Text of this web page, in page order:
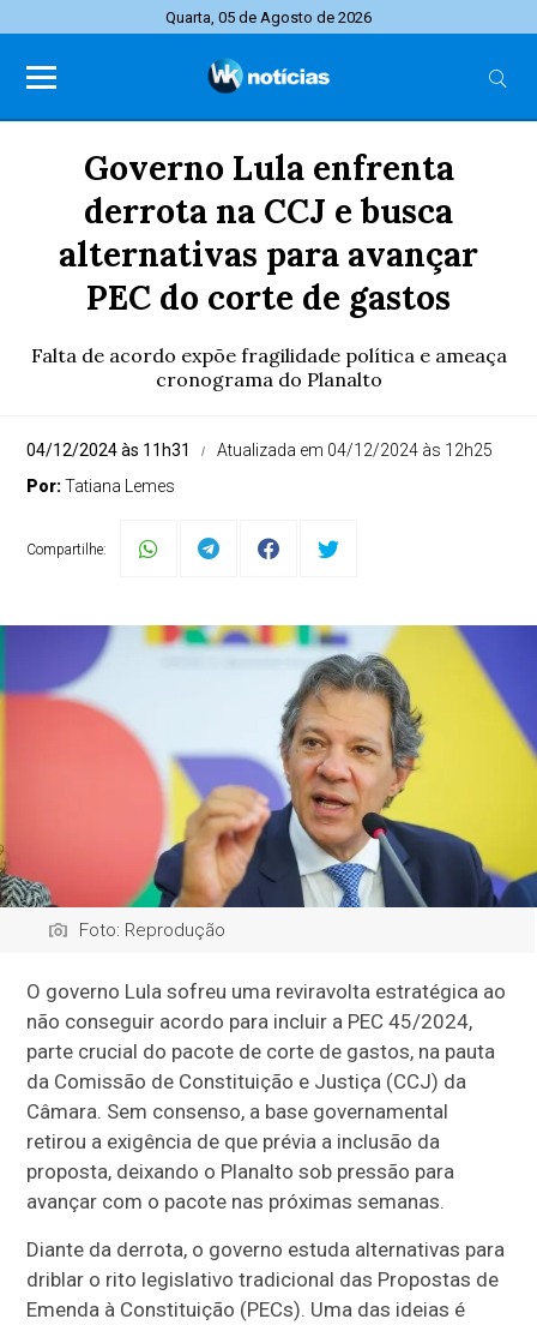
Quarta, 05 de Agosto de 2026
Governo Lula enfrenta
derrota na CCJ e busca
alternativas para avançar
PEC do corte de gastos
Falta de acordo expõe fragilidade política e ameaça
cronograma do Planalto
04/12/2024 às 11h31
Atualizada em 04/12/2024 às 12h25
Por:Tatiana Lemes
Compartilhe:
Foto: Reprodução
O governo Lula sofreu uma reviravolta estratégica ao
não conseguir acordo para incluir a PEC 45/2024,
parte crucial do pacote de corte de gastos, na pauta
da Comissão de Constituição e Justiça (CCJ) da
Câmara. Sem consenso, a base governamental
retirou a exigência de que prévia a inclusão da
proposta, deixando o Planalto sob pressão para
avançar com o pacote nas próximas semanas.
Diante da derrota, o governo estuda alternativas para
driblar o rito legislativo tradicional das Propostas de
Emenda à Constituição (PECs). Uma das ideias é